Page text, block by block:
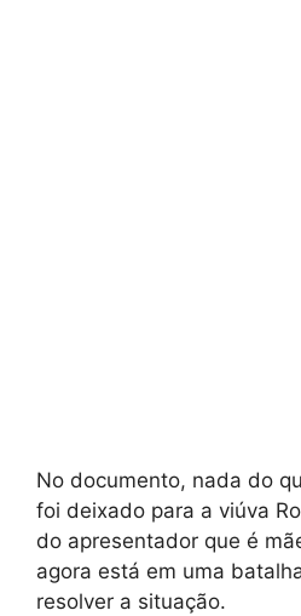
No documento, nada do
foi deixado para a viúva
do apresentador que é
agora está em uma
resolver a situação.